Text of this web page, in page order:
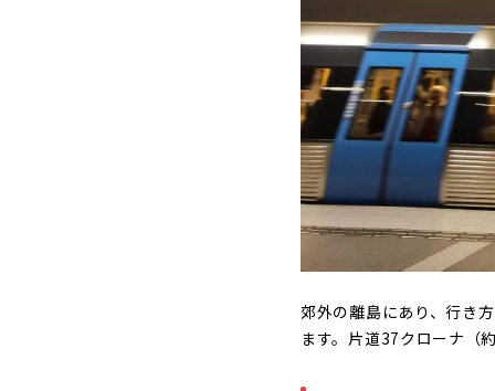
郊外の離島にあり、行き
ます。片道37クローナ（